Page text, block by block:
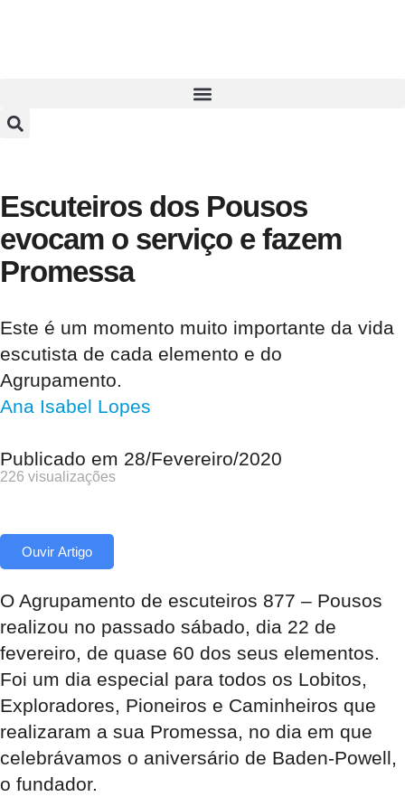
Escuteiros dos Pousos
evocam o serviço e fazem
Promessa
Este é um momento muito importante da vida
escutista de cada elemento e do
Agrupamento.
Ana Isabel Lopes
Publicado em 28/Fevereiro/2020
226 visualizações
Ouvir Artigo
O Agrupamento de escuteiros 877 – Pousos
realizou no passado sábado, dia 22 de
fevereiro, de quase 60 dos seus elementos.
Foi um dia especial para todos os Lobitos,
Exploradores, Pioneiros e Caminheiros que
realizaram a sua Promessa, no dia em que
celebrávamos o aniversário de Baden-Powell,
o fundador.